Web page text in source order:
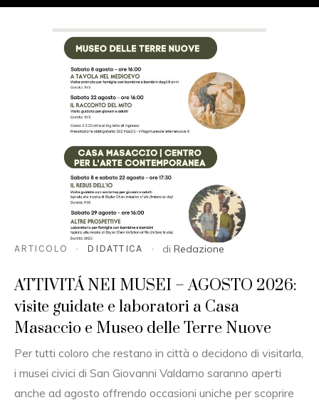
ARTICOLO DIDATTICA di Redazione
ATTIVITÁ NEI MUSEI – AGOSTO 2026:
visite guidate e laboratori a Casa
Masaccio e Museo delle Terre Nuove
Per tutti coloro che restano in città o decidono di visitarla,
i musei civici di San Giovanni Valdarno saranno aperti
anche ad agosto offrendo occasioni uniche per scoprire